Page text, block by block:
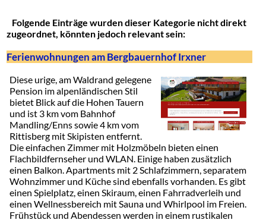
Folgende Einträge wurden dieser Kategorie nicht direkt
zugeordnet, könnten jedoch relevant sein:
Ferienwohnungen am Bergbauernhof Irxner
Diese urige, am Waldrand gelegene
Pension im alpenländischen Stil
bietet Blick auf die Hohen Tauern
und ist 3 km vom Bahnhof
Mandling/Enns sowie 4 km vom
Rittisberg mit Skipisten entfernt.
Die einfachen Zimmer mit Holzmöbeln bieten einen
Flachbildfernseher und WLAN. Einige haben zusätzlich
einen Balkon. Apartments mit 2 Schlafzimmern, separatem
Wohnzimmer und Küche sind ebenfalls vorhanden. Es gibt
einen Spielplatz, einen Skiraum, einen Fahrradverleih und
einen Wellnessbereich mit Sauna und Whirlpool im Freien.
Frühstück und Abendessen werden in einem rustikalen